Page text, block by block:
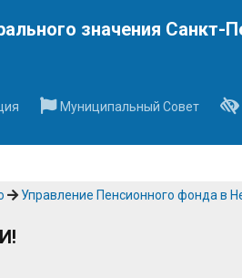
значения Санкт-
Муниципальный Совет
Управление Пенсионного фонда в